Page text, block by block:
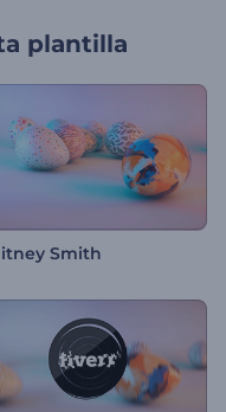
plantilla
Smith